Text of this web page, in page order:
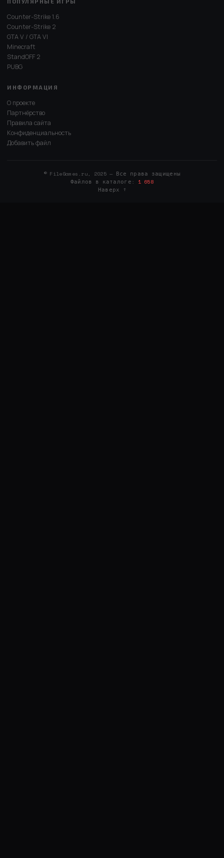
Counter-Strike 1.6
Counter-Strike 2
GTA V / GTA VI
Minecraft
StandOFF 2
PUBG
ИНФОРМАЦИЯ
О проекте
Партнёрство
Правила сайта
Конфиденциальность
Добавить файл
© FileGames.ru, 2025 — Все права защищены
Файлов в каталоге: 1 658
Наверх ↑